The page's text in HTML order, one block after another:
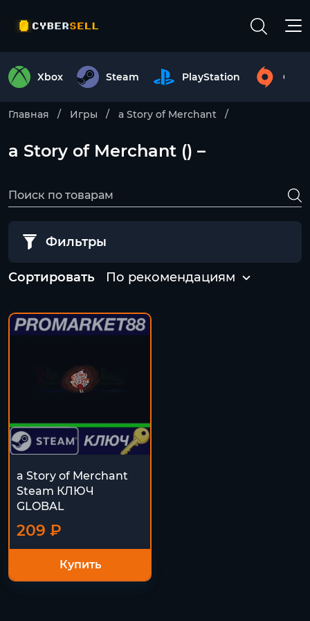
Xbox Steam PlayStation
Главная Игры a Story of Merchant
a Story of Merchant () –
Фильтры
Сортировать По рекомендациям
a Story of Merchant
Steam КЛЮЧ
GLOBAL
209 ₽
Купить